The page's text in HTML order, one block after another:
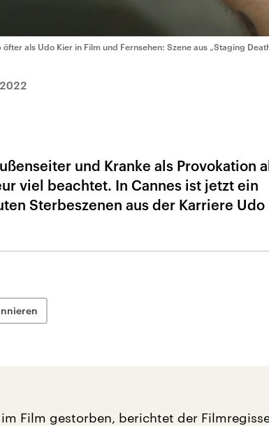
als Udo Kier in Film und Fernsehen: Szene aus „Staging
und Kranke als Provokation
viel beachtet. In Cannes ist jetzt ein
Sterbeszenen aus der Karriere Udo
Film gestorben, berichtet der